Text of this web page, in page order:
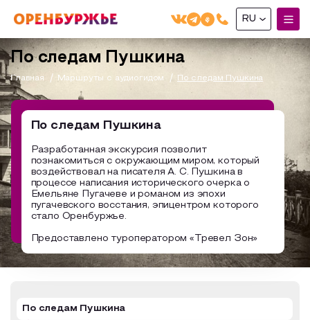
О РЕГИОНЕ
Фотобанк
Бузулук и Бузулукский район
Соль-Илецкий район
Саракташский район
МОЙ МАРШРУТ
Маршруты от туроператоров
Промышленный туризм
Пешеходный туризм
Сельский туризм
Автотуризм
ГДЕ ПОЕСТЬ
ГДЕ ОСТАНОВИТЬСЯ
СУВЕНИРЫ
RU
English(EN)
Русский(RU)
По следам Пушкина
Главная Маршруты с аудиогидом По следам Пушкина
По следам Пушкина
Разработанная экскурсия позволит
познакомиться с окружающим миром, который
воздействовал на писателя А. С. Пушкина в
процессе написания исторического очерка о
Емельяне Пугачеве и романом из эпохи
пугачевского восстания, эпицентром которого
стало Оренбуржье.
Предоставлено туроператором «Тревел Зон»
По следам Пушкина